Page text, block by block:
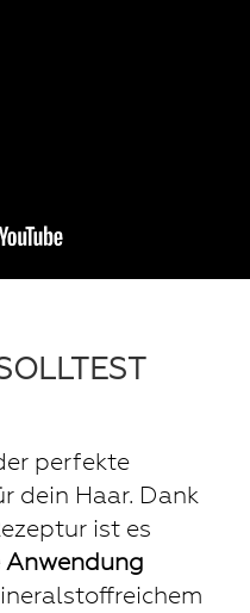
perfekte
dein Haar. Dank
ist es